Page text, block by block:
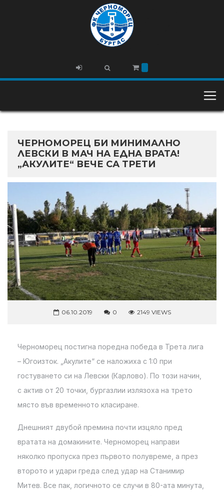
ЧЕРНОМОРЕЦ БИ МИНИМАЛНО
ЛЕВСКИ В МАЧ НА ЕДНА ВРАТА!
„АКУЛИТЕ“ ВЕЧЕ СА ТРЕТИ
06.10.2019 0 2149 VIEWS
Черноморец постигна поредна победа в Трета лига
– Югоизток. „Акулите“ се наложиха с 1:0 при
гостуването си на Левски (Карлово). По този начин,
с актив от 20 точки, бургазлии излязоха на трето
място във временното класиране.
Днешният двубой премина почти изцяло пред
вратата на домакините. Черноморец направи
няколко пропуска през първото полувреме, а през
второто и удари греда след удар на Станимир
Митев. Все пак, логичното се случи в 80-ата минута,